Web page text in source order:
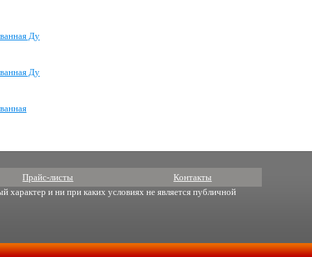
Ду
Ду
Прайс-листы Контакты
характер и ни при каких условиях не является публичной